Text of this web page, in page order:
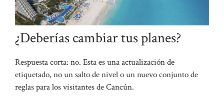
¿Deberías cambiar tus planes?
Respuesta corta: no. Esta es una actualización de
etiquetado, no un salto de nivel o un nuevo conjunto de
reglas para los visitantes de Cancún.